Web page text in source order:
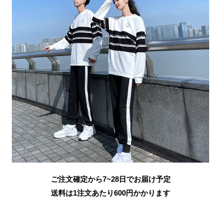
ご注文確定から7~28日でお届け予定
送料は1注文あたり600円かかります